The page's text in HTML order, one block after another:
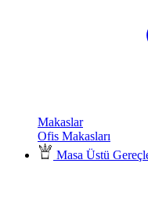
Makaslar
Ofis Makasları
Masa Üstü